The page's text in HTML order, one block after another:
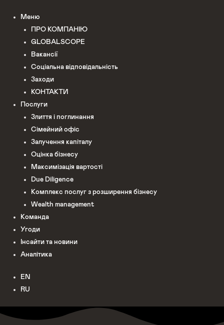
Меню
ПРО КОМПАНІЮ
GLOBALSCOPE
Вакансії
Соціальна відповідальність
Заходи
КОНТАКТИ
Послуги
Злиття і поглинання
Сімейний офіс
Залучення капіталу
Оцінка бізнесу
Максимізація вартості
Due Diligence
Комплекс послуг з розширення бізнесу
Wealth management
Команда
Угоди
Інсайти та новини
Аналітика
EN
RU